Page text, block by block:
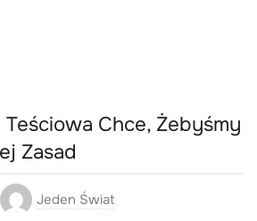
Chce, Żebyśmy
Zasad
Jeden Świat